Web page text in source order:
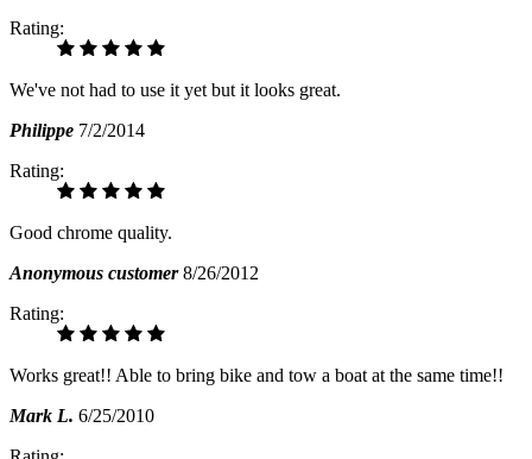
Rating:
We've not had to use it yet but it looks great.
Philippe 7/2/2014
Rating:
Good chrome quality.
Anonymous customer 8/26/2012
Rating:
Works great!! Able to bring bike and tow a boat at the same time!!
Mark L. 6/25/2010